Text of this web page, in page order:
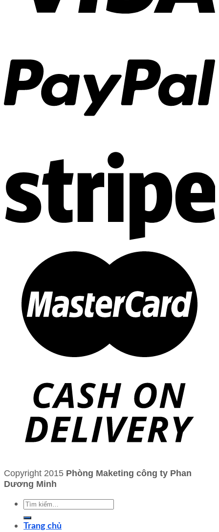
Copyright 2015 Phòng Maketing công ty Phan
Dương Minh
Tìm
Trang chủ